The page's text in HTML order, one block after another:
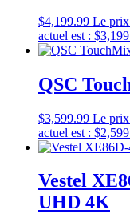
$4,199.99 Le
actuel est :
QSC
$3,599.99 Le
actuel est :
Vestel
UHD 4K